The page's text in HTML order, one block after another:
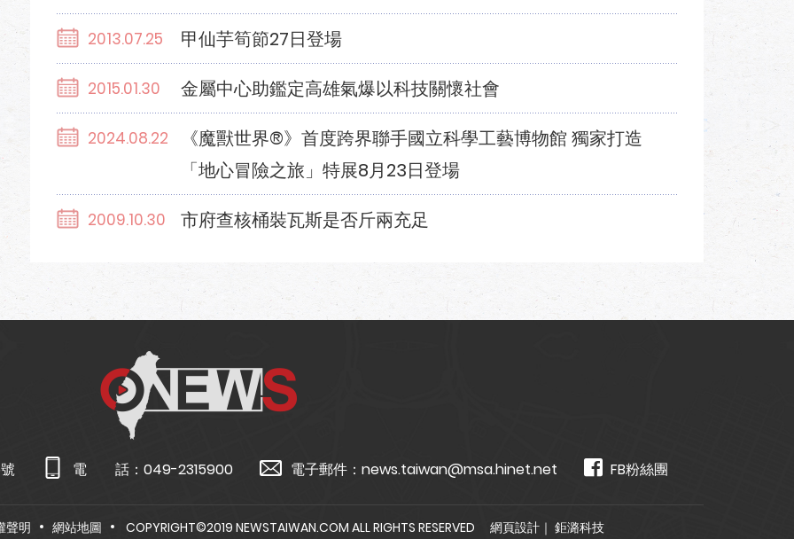
2013.07.25 甲仙芋筍節27日登場
2015.01.30 金屬中心助鑑定高雄氣爆以科技關懷社會
2024.08.22
《魔獸世界®》首度跨界聯手國立科學工藝博物館 獨家打造
「地心冒險之旅」特展8月23日登場
2009.10.30 市府查核桶裝瓦斯是否斤兩充足
電 話： 049-2315900 電子郵件： news.taiwan@msa.hinet.net FB粉絲團
聲明 網站地圖 COPYRIGHT©2019 NEWSTAIWAN.COM ALL RIGHTS RESERVED 網頁設計｜ 鉅潞科技